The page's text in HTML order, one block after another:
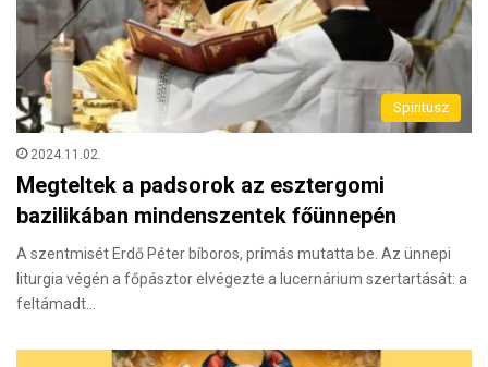
Spiritusz
2024.11.02.
Megteltek a padsorok az esztergomi
bazilikában mindenszentek főünnepén
A szentmisét Erdő Péter bíboros, prímás mutatta be. Az ünnepi
liturgia végén a főpásztor elvégezte a lucernárium szertartását: a
feltámadt…